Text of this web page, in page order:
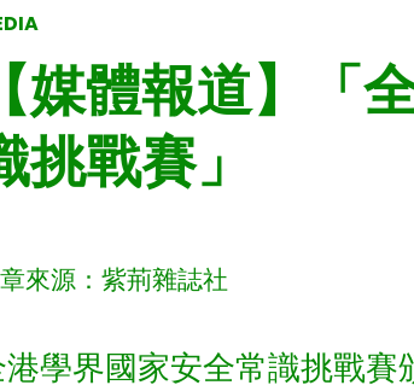
媒體報道】「
挑戰賽」
來源：紫荊雜誌社
學界國家安全常識挑戰賽